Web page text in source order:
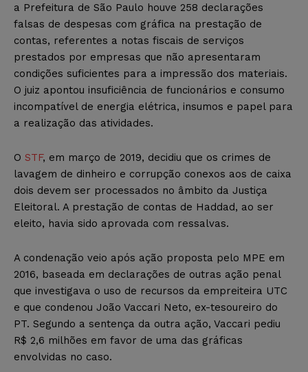
a Prefeitura de São Paulo houve 258 declarações
falsas de despesas com gráfica na prestação de
contas, referentes a notas fiscais de serviços
prestados por empresas que não apresentaram
condições suficientes para a impressão dos materiais.
O juiz apontou insuficiência de funcionários e consumo
incompatível de energia elétrica, insumos e papel para
a realização das atividades.
O STF, em março de 2019, decidiu que os crimes de
lavagem de dinheiro e corrupção conexos aos de caixa
dois devem ser processados no âmbito da Justiça
Eleitoral. A prestação de contas de Haddad, ao ser
eleito, havia sido aprovada com ressalvas.
A condenação veio após ação proposta pelo MPE em
2016, baseada em declarações de outras ação penal
que investigava o uso de recursos da empreiteira UTC
e que condenou João Vaccari Neto, ex-tesoureiro do
PT. Segundo a sentença da outra ação, Vaccari pediu
R$ 2,6 milhões em favor de uma das gráficas
envolvidas no caso.